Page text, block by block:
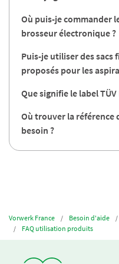
Où puis-je commander
brosseur électronique ?
Puis-je utiliser des
proposés pour les
Que signifie le label TÜV
Où trouver la référence
besoin ?
Vorwerk France Besoin d'aide
FAQ utilisation produits